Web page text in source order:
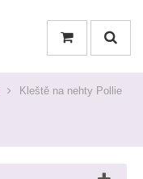
Kleště na nehty Pollie